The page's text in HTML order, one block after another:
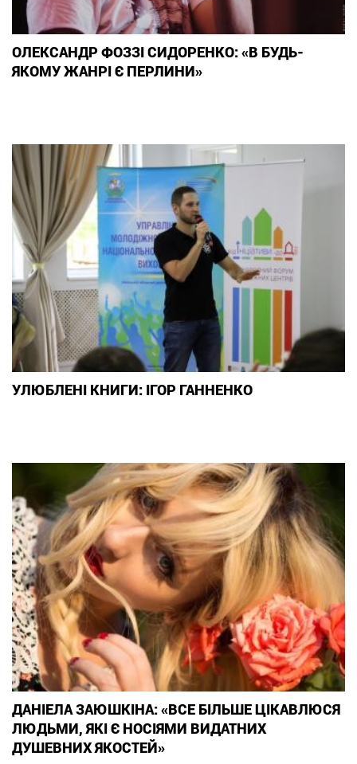
ОЛЕКСАНДР ФОЗЗІ СИДОРЕНКО: «В БУДЬ-
ЯКОМУ ЖАНРІ Є ПЕРЛИНИ»
УЛЮБЛЕНІ КНИГИ: ІГОР ГАННЕНКО
ДАНІЕЛА ЗАЮШКІНА: «ВСЕ БІЛЬШЕ ЦІКАВЛЮСЯ
ЛЮДЬМИ, ЯКІ Є НОСІЯМИ ВИДАТНИХ
ДУШЕВНИХ ЯКОСТЕЙ»